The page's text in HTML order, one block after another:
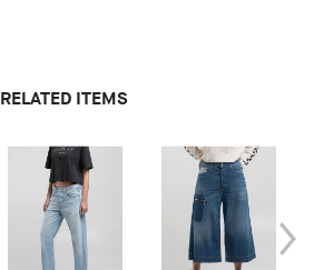
RELATED ITEMS